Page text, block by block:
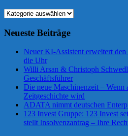
Kategorien
Neueste Beiträge
Neuer KI-Assistent erweitert
die Uhr
Willi Arsan & Christoph
Geschäftsführer
Die neue Maschinenzeit – Wenn
Zeitgeschichte wird
ADATA nimmt deutschen
123 Invest Gruppe: 123 Invest
stellt Insolvenzantrag – Ihre